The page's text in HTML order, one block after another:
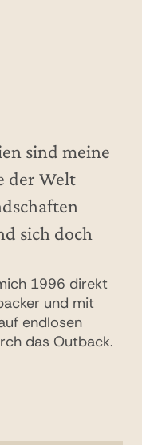
sind meine
der Welt
sich doch
1996 direkt
und mit
endlosen
das Outback.
mich meine
meiner
und
Kulturkreise
mich das